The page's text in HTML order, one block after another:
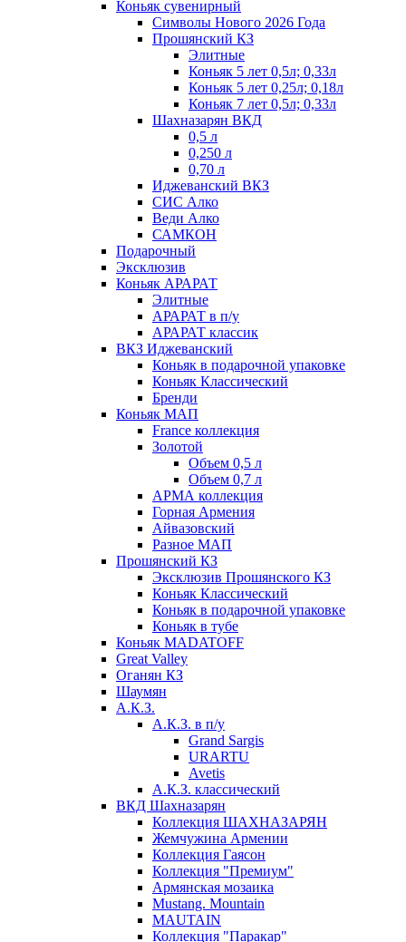
Коньяк сувенирный
Символы Нового 2026 Года
Прошянский КЗ
Элитные
Коньяк 5 лет 0,5л; 0,33л
Коньяк 5 лет 0,25л; 0,18л
Коньяк 7 лет 0,5л; 0,33л
Шахназарян ВКД
0,5 л
0,250 л
0,70 л
Иджеванский ВКЗ
СИС Алко
Веди Алко
САМКОН
Подарочный
Эксклюзив
Коньяк АРАРАТ
Элитные
АРАРАТ в п/у
АРАРАТ классик
ВКЗ Иджеванский
Коньяк в подарочной упаковке
Коньяк Классический
Бренди
Коньяк МАП
France коллекция
Золотой
Объем 0,5 л
Объем 0,7 л
АРМА коллекция
Горная Армения
Айвазовский
Разное МАП
Прошянский КЗ
Эксклюзив Прошянского КЗ
Коньяк Классический
Коньяк в подарочной упаковке
Коньяк в тубе
Коньяк MADATOFF
Great Valley
Оганян КЗ
Шаумян
А.К.З.
А.К.З. в п/у
Grand Sargis
URARTU
Avetis
А.К.З. классический
ВКД Шахназарян
Коллекция ШАХНАЗАРЯН
Жемчужина Армении
Коллекция Гаясон
Коллекция "Премиум"
Армянская мозаика
Mustang. Mountain
MAUTAIN
Коллекция "Паракар"